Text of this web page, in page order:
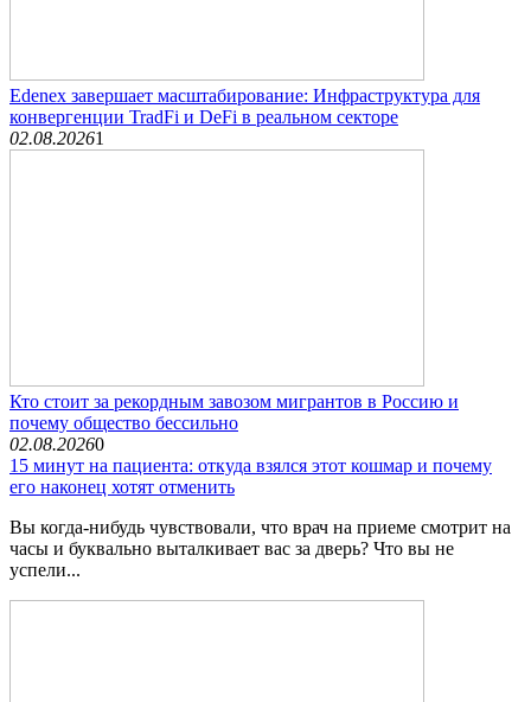
Edenex завершает масштабирование: Инфраструктура для
конвергенции TradFi и DeFi в реальном секторе
02.08.20261
Кто стоит за рекордным завозом мигрантов в Россию и
почему общество бессильно
02.08.20260
15 минут на пациента: откуда взялся этот кошмар и почему
его наконец хотят отменить
Вы когда-нибудь чувствовали, что врач на приеме смотрит на
часы и буквально выталкивает вас за дверь? Что вы не
успели...